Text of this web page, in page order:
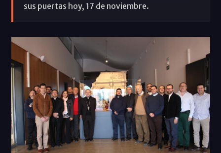
sus puertas hoy, 17 de noviembre.